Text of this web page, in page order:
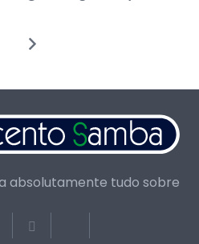
absolutamente tudo sobre